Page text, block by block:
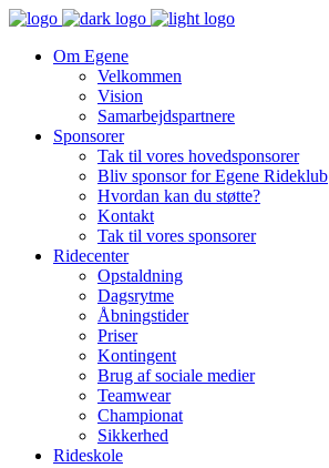
Om Egene
Velkommen
Vision
Samarbejdspartnere
Sponsorer
Tak til vores hovedsponsorer
Bliv sponsor for Egene Rideklub
Hvordan kan du støtte?
Kontakt
Tak til vores sponsorer
Ridecenter
Opstaldning
Dagsrytme
Åbningstider
Priser
Kontingent
Brug af sociale medier
Teamwear
Championat
Sikkerhed
Rideskole